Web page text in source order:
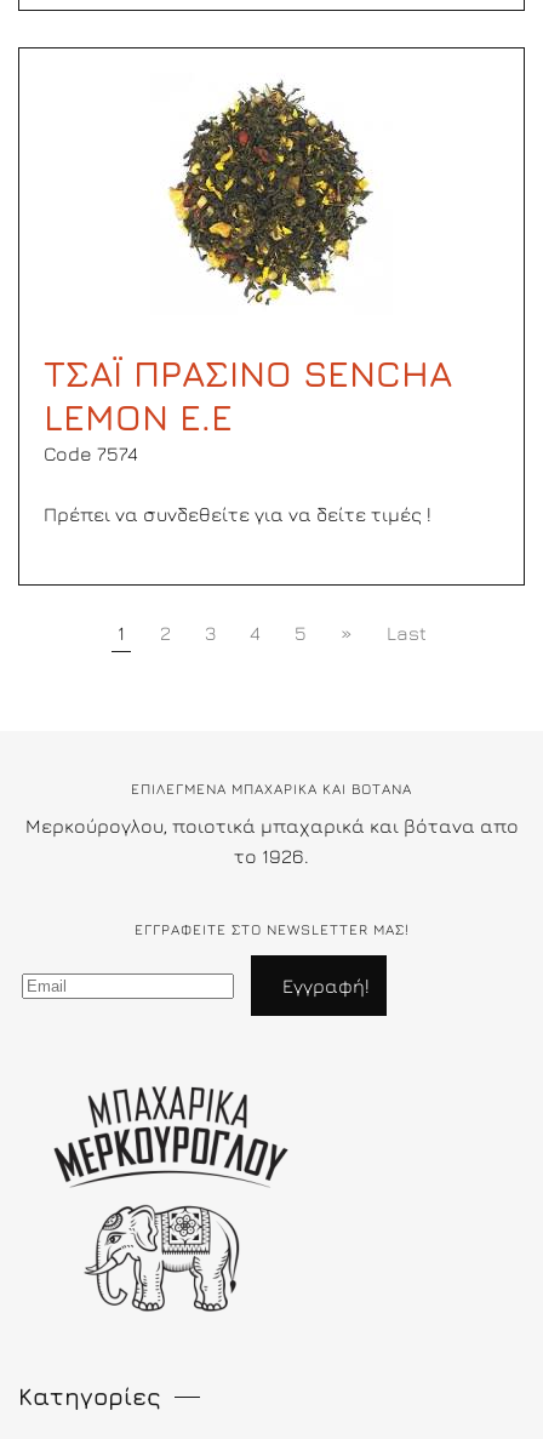
ΤΣΑΪ ΠΡΑΣΙΝΟ SENCHA
LEMON Ε.Ε
Code 7574
Πρέπει να συνδεθείτε για να δείτε τιμές !
1 2 3 4 5 » Last
ΕΠΙΛΕΓΜΕΝΑ ΜΠΑΧΑΡΙΚΑ ΚΑΙ ΒΟΤΑΝΑ
Μερκούρογλου, ποιοτικά μπαχαρικά και βότανα απο
το 1926.
ΕΓΓΡΑΦΕΊΤΕ ΣΤΟ NEWSLETTER ΜΑΣ!
Κατηγορίες